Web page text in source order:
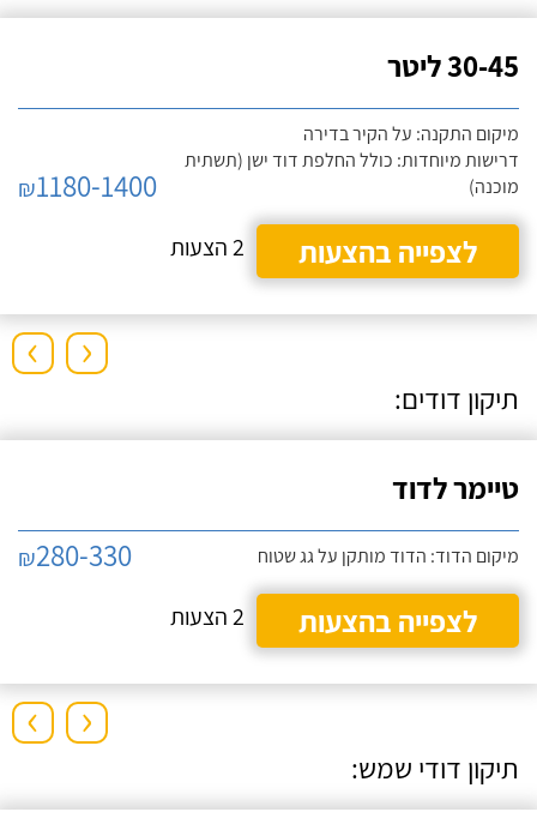
30-45 ליטר
מיקום התקנה: על הקיר בדירה
דרישות מיוחדות: כולל החלפת דוד ישן (תשתית
מוכנה)
₪1180-1400
לצפייה בהצעות
2 הצעות
› ‹
תיקון דודים:
טיימר לדוד
מיקום הדוד: הדוד מותקן על גג שטוח ₪280-330
לצפייה בהצעות
2 הצעות
› ‹
תיקון דודי שמש: